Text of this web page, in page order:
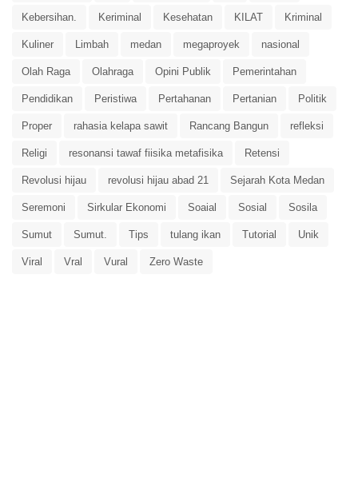
Kebersihan. Keriminal Kesehatan KILAT Kriminal
Kuliner Limbah medan megaproyek nasional
Olah Raga Olahraga Opini Publik Pemerintahan
Pendidikan Peristiwa Pertahanan Pertanian Politik
Proper rahasia kelapa sawit Rancang Bangun refleksi
Religi resonansi tawaf fiisika metafisika Retensi
Revolusi hijau revolusi hijau abad 21 Sejarah Kota Medan
Seremoni Sirkular Ekonomi Soaial Sosial Sosila
Sumut Sumut. Tips tulang ikan Tutorial Unik
Viral Vral Vural Zero Waste